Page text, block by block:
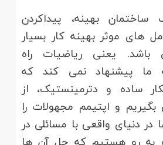
بهینه، پیداکردن
های موثر بهینه کار بسیار
یعنی ریاضیات راه
ما پیشنهاد نمی کند که
ساده و دترمینستیک، از
و اپتیمم مجهولات را
دنیای واقعی با مسائلی در